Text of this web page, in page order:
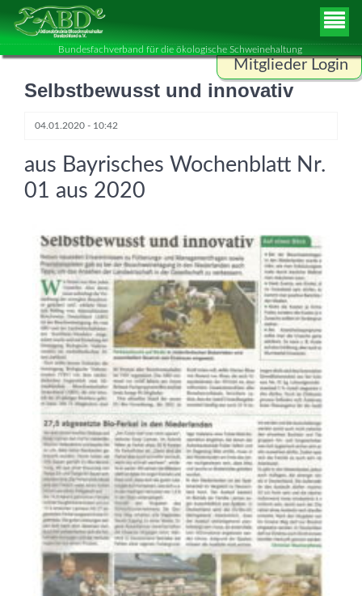
Bundesfachverband für die ökologische Schweinehaltung
Mitglieder Login
Benutzername
Passwort
Selbstbewusst und innovativ
04.01.2020 - 10:42
aus Bayrisches Wochenblatt Nr.
01 aus 2020